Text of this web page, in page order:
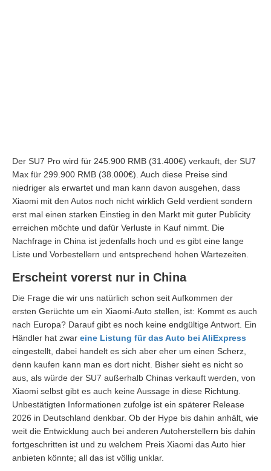
Der SU7 Pro wird für 245.900 RMB (31.400€) verkauft, der SU7
Max für 299.900 RMB (38.000€). Auch diese Preise sind
niedriger als erwartet und man kann davon ausgehen, dass
Xiaomi mit den Autos noch nicht wirklich Geld verdient sondern
erst mal einen starken Einstieg in den Markt mit guter Publicity
erreichen möchte und dafür Verluste in Kauf nimmt. Die
Nachfrage in China ist jedenfalls hoch und es gibt eine lange
Liste und Vorbestellern und entsprechend hohen Wartezeiten.
Erscheint vorerst nur in China
Die Frage die wir uns natürlich schon seit Aufkommen der
ersten Gerüchte um ein Xiaomi-Auto stellen, ist: Kommt es auch
nach Europa? Darauf gibt es noch keine endgültige Antwort. Ein
Händler hat zwar eine Listung für das Auto bei AliExpress
eingestellt, dabei handelt es sich aber eher um einen Scherz,
denn kaufen kann man es dort nicht. Bisher sieht es nicht so
aus, als würde der SU7 außerhalb Chinas verkauft werden, von
Xiaomi selbst gibt es auch keine Aussage in diese Richtung.
Unbestätigten Informationen zufolge ist ein späterer Release
2026 in Deutschland denkbar. Ob der Hype bis dahin anhält, wie
weit die Entwicklung auch bei anderen Autoherstellern bis dahin
fortgeschritten ist und zu welchem Preis Xiaomi das Auto hier
anbieten könnte; all das ist völlig unklar.